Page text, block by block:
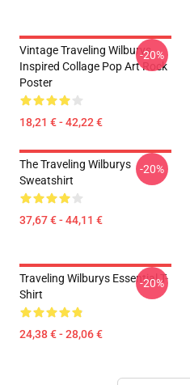
Vintage Traveling Wilburys
Inspired Collage Pop Art Rock
Poster
18,21 € - 42,22 €
-20%
The Traveling Wilburys
Sweatshirt
37,67 € - 44,11 €
-20%
Traveling Wilburys Essential T-
Shirt
24,38 € - 28,06 €
-20%